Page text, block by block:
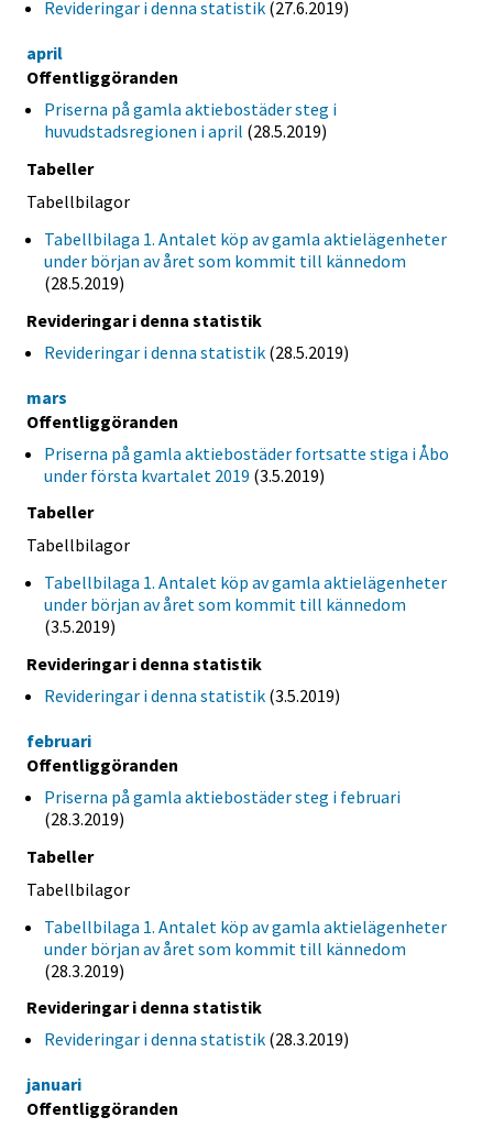
Revideringar i denna statistik (27.6.2019)
april
Offentliggöranden
Priserna på gamla aktiebostäder steg i
huvudstadsregionen i april (28.5.2019)
Tabeller
Tabellbilagor
Tabellbilaga 1. Antalet köp av gamla aktielägenheter
under början av året som kommit till kännedom
(28.5.2019)
Revideringar i denna statistik
Revideringar i denna statistik (28.5.2019)
mars
Offentliggöranden
Priserna på gamla aktiebostäder fortsatte stiga i Åbo
under första kvartalet 2019 (3.5.2019)
Tabeller
Tabellbilagor
Tabellbilaga 1. Antalet köp av gamla aktielägenheter
under början av året som kommit till kännedom
(3.5.2019)
Revideringar i denna statistik
Revideringar i denna statistik (3.5.2019)
februari
Offentliggöranden
Priserna på gamla aktiebostäder steg i februari
(28.3.2019)
Tabeller
Tabellbilagor
Tabellbilaga 1. Antalet köp av gamla aktielägenheter
under början av året som kommit till kännedom
(28.3.2019)
Revideringar i denna statistik
Revideringar i denna statistik (28.3.2019)
januari
Offentliggöranden